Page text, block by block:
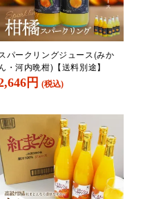
スパークリングジュース(みか
ん・河内晩柑)【送料別途】
円 (税込)